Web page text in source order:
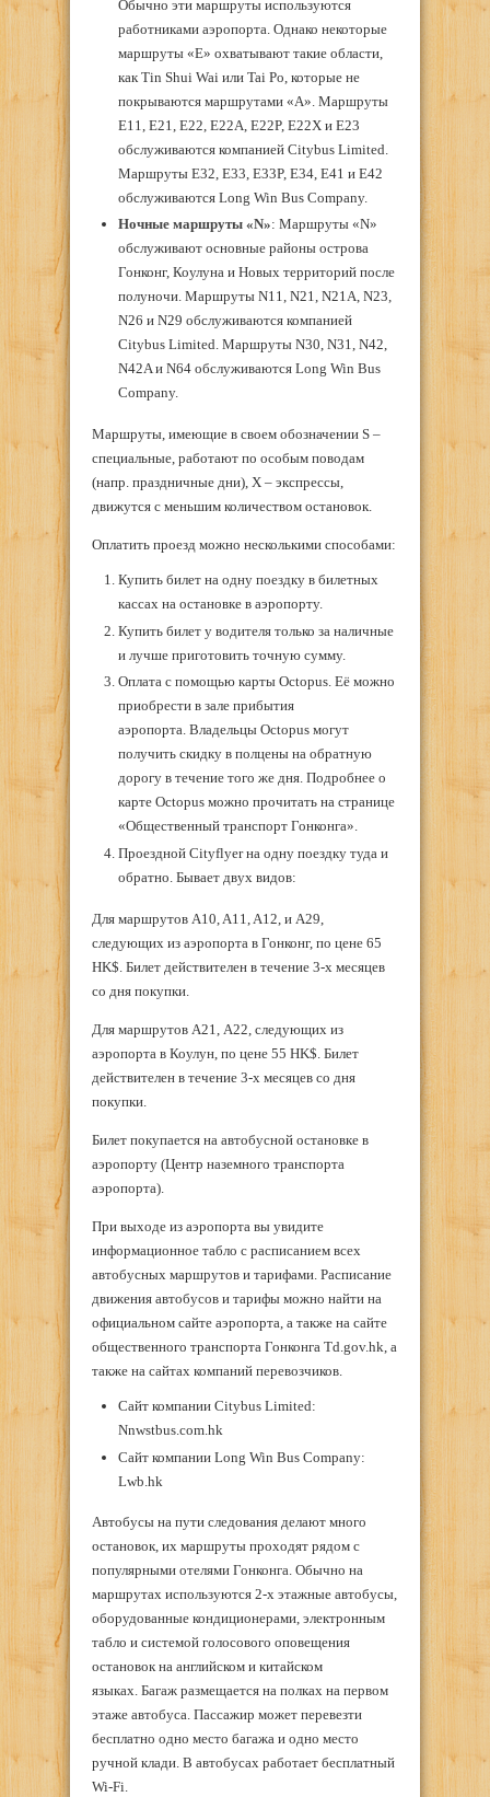
Обычно эти маршруты используются
работниками аэропорта. Однако некоторые
маршруты «Е» охватывают такие области,
как Tin Shui Wai или Tai Po, которые не
покрываются маршрутами «А». Маршруты
E11, E21, E22, E22A, E22P, E22X и E23
обслуживаются компанией Citybus Limited.
Маршруты E32, E33, E33P, E34, E41 и E42
обслуживаются Long Win Bus Company.
Ночные маршруты «N»: Маршруты «N»
обслуживают основные районы острова
Гонконг, Коулуна и Новых территорий после
полуночи. Маршруты N11, N21, N21A, N23,
N26 и N29 обслуживаются компанией
Citybus Limited. Маршруты N30, N31, N42,
N42A и N64 обслуживаются Long Win Bus
Company.
Маршруты, имеющие в своем обозначении S –
специальные, работают по особым поводам
(напр. праздничные дни), Х – экспрессы,
движутся с меньшим количеством остановок.
Оплатить проезд можно несколькими способами:
Купить билет на одну поездку в билетных
кассах на остановке в аэропорту.
Купить билет у водителя только за наличные
и лучше приготовить точную сумму.
Оплата с помощью карты Octopus. Её можно
приобрести в зале прибытия
аэропорта. Владельцы Octopus могут
получить скидку в полцены на обратную
дорогу в течение того же дня. Подробнее о
карте Octopus можно прочитать на странице
«Общественный транспорт Гонконга».
Проездной Cityflyer на одну поездку туда и
обратно. Бывает двух видов:
Для маршрутов A10, A11, A12, и A29,
следующих из аэропорта в Гонконг, по цене 65
HK$. Билет действителен в течение 3-х месяцев
со дня покупки.
Для маршрутов А21, А22, следующих из
аэропорта в Коулун, по цене 55 HK$. Билет
действителен в течение 3-х месяцев со дня
покупки.
Билет покупается на автобусной остановке в
аэропорту (Центр наземного транспорта
аэропорта).
При выходе из аэропорта вы увидите
информационное табло с расписанием всех
автобусных маршрутов и тарифами. Расписание
движения автобусов и тарифы можно найти на
официальном сайте аэропорта, а также на сайте
общественного транспорта Гонконга Td.gov.hk, а
также на сайтах компаний перевозчиков.
Сайт компании Citybus Limited:
Nnwstbus.com.hk
Сайт компании Long Win Bus Company:
Lwb.hk
Автобусы на пути следования делают много
остановок, их маршруты проходят рядом с
популярными отелями Гонконга. Обычно на
маршрутах используются 2-х этажные автобусы,
оборудованные кондиционерами, электронным
табло и системой голосового оповещения
остановок на английском и китайском
языках. Багаж размещается на полках на первом
этаже автобуса. Пассажир может перевезти
бесплатно одно место багажа и одно место
ручной клади. В автобусах работает бесплатный
Wi-Fi.